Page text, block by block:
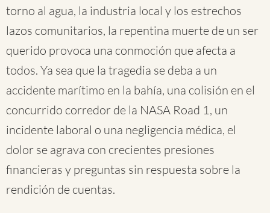
torno al agua, la industria local y los estrechos
lazos comunitarios, la repentina muerte de un ser
querido provoca una conmoción que afecta a
todos. Ya sea que la tragedia se deba a un
accidente marítimo en la bahía, una colisión en el
concurrido corredor de la NASA Road 1, un
incidente laboral o una negligencia médica, el
dolor se agrava con crecientes presiones
financieras y preguntas sin respuesta sobre la
rendición de cuentas.